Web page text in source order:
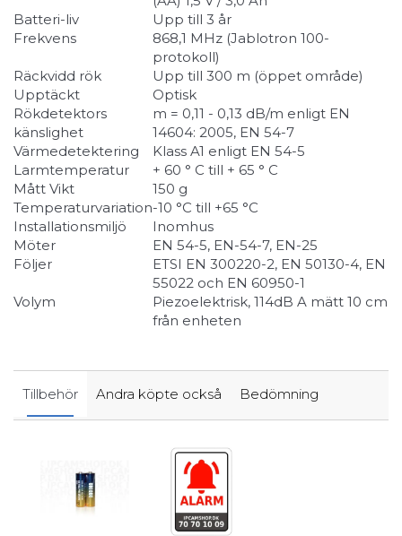
Batteri-liv
Upp till 3 år
Frekvens
868,1 MHz (Jablotron 100-
protokoll)
Räckvidd rök
Upp till 300 m (öppet område)
Upptäckt
Optisk
Rökdetektors
känslighet
m = 0,11 - 0,13 dB/m enligt EN
14604: 2005, EN 54-7
Värmedetektering
Klass A1 enligt EN 54-5
Larmtemperatur
+ 60 ° C till + 65 ° C
Mått Vikt
150 g
Temperaturvariation-10 °C till +65 °C
Installationsmiljö
Inomhus
Möter
EN 54-5, EN-54-7, EN-25
Följer
ETSI EN 300220-2, EN 50130-4, EN
55022 och EN 60950-1
Volym
Piezoelektrisk, 114dB A mätt 10 cm
från enheten
Tillbehör Andra köpte också Bedömning